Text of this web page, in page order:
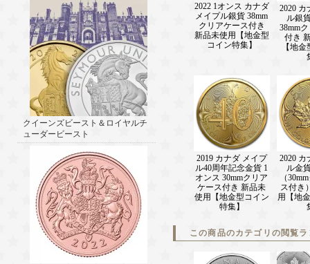
クイーンズビースト＆ロイヤルチ
ューダービースト
2022 1オンス カナダ
メイプル銀貨 38mm
クリアケース付き
新品未使用【地金型
コイン特集】
2020 カ
ル銀
38mm
付き
【地
2019 カナダ メイプ
ル40周年記念金貨 1
オンス 30mmクリア
ケース付き 新品未
使用【地金型コイン
特集】
2020 カ
ル金
（
ス付き
用【地
この商品のカテゴリの閲覧